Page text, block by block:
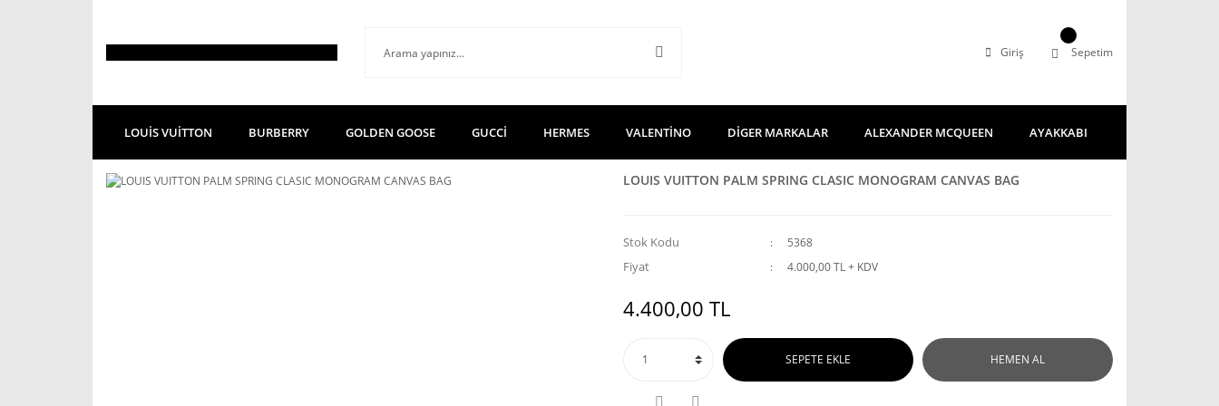
Giriş Sepetim
LOUİS VUİTTON BURBERRY GOLDEN GOOSE GUCCİ HERMES VALENTİNO DİGER MARKALAR ALEXANDER MCQUEEN AYAKKABI
LOUIS VUITTON PALM SPRING CLASIC MONOGRAM CANVAS BAG
Stok Kodu 5368
Fiyat 4.000,00 TL + KDV
4.400,00 TL
SEPETE EKLE HEMEN AL